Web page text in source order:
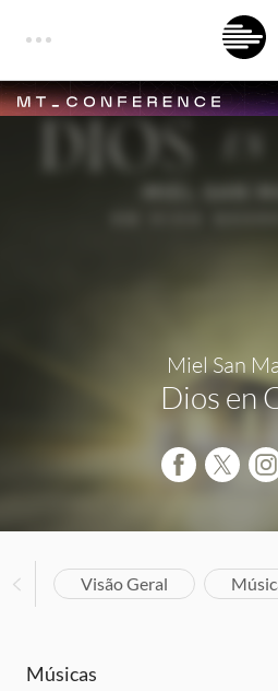
Miel San
Dios en
Visão Geral
Músicas